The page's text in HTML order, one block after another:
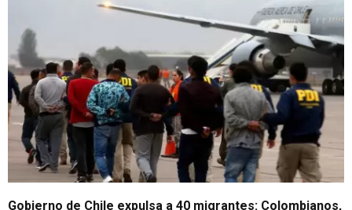
Gobierno de Chile expulsa a 40 migrantes: Colombianos,